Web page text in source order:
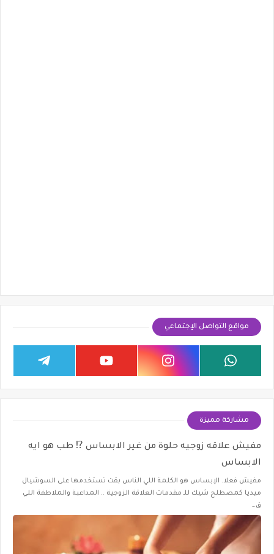
مواقع التواصل الإجتماعي
مشاركة مميزة
مفيش علاقه زوجيه حلوة من غير الابساس ⁉️ طب هو ايه
الابساس
مفيش فعلا. الإبساس هو الكلمة اللي الناس بقت تستخدمها على السوشيال
ميديا كمصطلح شيك للـ مقدمات العلاقة الزوجية .. المداعبة والملاطفة اللي
ق…